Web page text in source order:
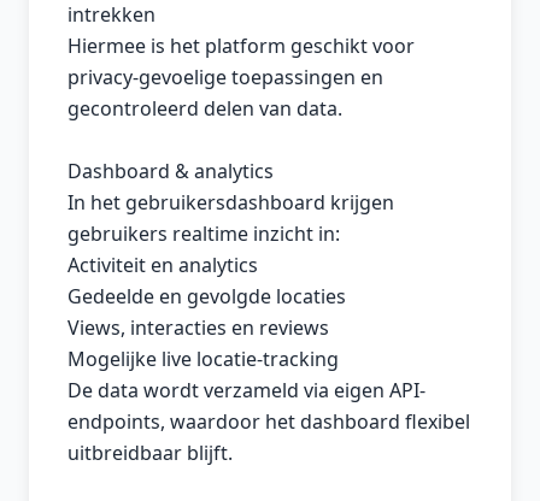
intrekken
Hiermee is het platform geschikt voor
privacy-gevoelige toepassingen en
gecontroleerd delen van data.
Dashboard & analytics
In het gebruikersdashboard krijgen
gebruikers realtime inzicht in:
Activiteit en analytics
Gedeelde en gevolgde locaties
Views, interacties en reviews
Mogelijke live locatie-tracking
De data wordt verzameld via eigen API-
endpoints, waardoor het dashboard flexibel
uitbreidbaar blijft.